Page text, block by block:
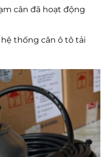
cân đã hoạt động
thống cân ô tô tải